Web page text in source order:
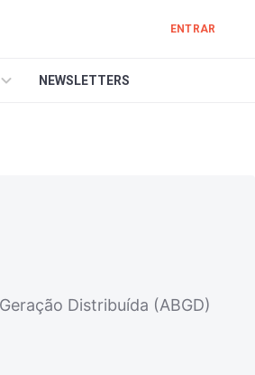
ENTRAR
NEWSLETTERS
Distribuída (ABGD)